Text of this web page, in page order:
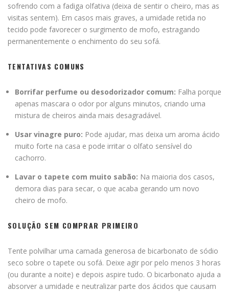
sofrendo com a fadiga olfativa (deixa de sentir o cheiro, mas as
visitas sentem). Em casos mais graves, a umidade retida no
tecido pode favorecer o surgimento de mofo, estragando
permanentemente o enchimento do seu sofá.
TENTATIVAS COMUNS
Borrifar perfume ou desodorizador comum: Falha porque
apenas mascara o odor por alguns minutos, criando uma
mistura de cheiros ainda mais desagradável.
Usar vinagre puro: Pode ajudar, mas deixa um aroma ácido
muito forte na casa e pode irritar o olfato sensível do
cachorro.
Lavar o tapete com muito sabão: Na maioria dos casos,
demora dias para secar, o que acaba gerando um novo
cheiro de mofo.
SOLUÇÃO SEM COMPRAR PRIMEIRO
Tente polvilhar uma camada generosa de bicarbonato de sódio
seco sobre o tapete ou sofá. Deixe agir por pelo menos 3 horas
(ou durante a noite) e depois aspire tudo. O bicarbonato ajuda a
absorver a umidade e neutralizar parte dos ácidos que causam